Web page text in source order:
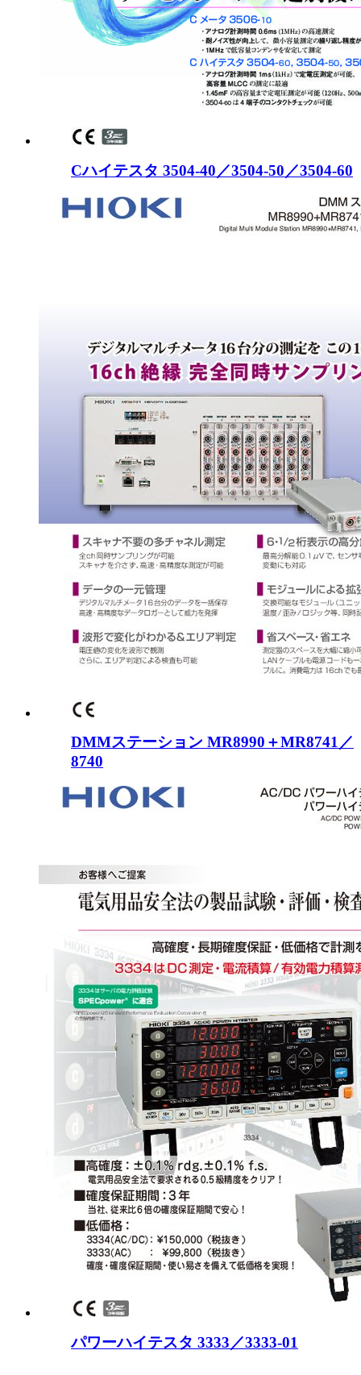
Cハイテスタ 3504-40／3504-50／3504-60
DMMステーション MR8990＋MR8741／
8740
パワーハイテスタ 3333／3333-01